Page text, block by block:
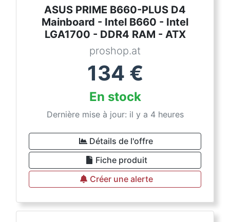
ASUS PRIME B660-PLUS D4
Mainboard - Intel B660 - Intel
LGA1700 - DDR4 RAM - ATX
proshop.at
134 €
En stock
Dernière mise à jour: il y a 4 heures
Détails de l'offre
Fiche produit
Créer une alerte